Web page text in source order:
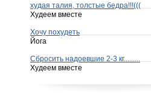
худая талия, толстые бедра!!!(((
Худеем вместе
Хочу похудеть
Йога
Сбросить надоевшие 2-3 кг.........
Худеем вместе